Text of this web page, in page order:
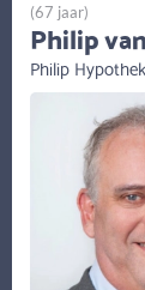
(67 jaar)
Philip
Philip